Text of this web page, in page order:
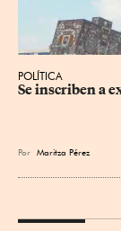
POLÍTICA
Se inscriben a
Por Maritza Pérez